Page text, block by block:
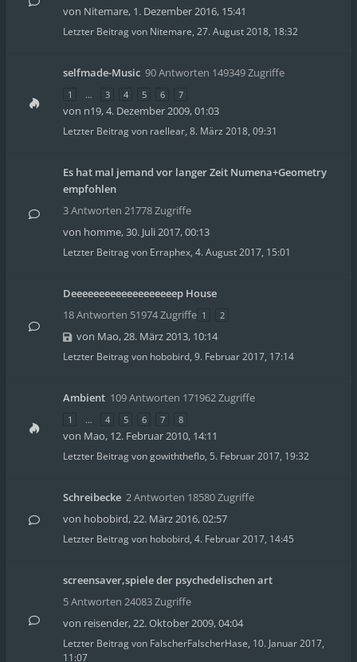
von Nitemare, 1. Dezember 2016, 15:41
Letzter Beitrag von Nitemare, 27. August 2018, 18:32
selfmade-Music 90 Antworten 149349 Zugriffe
1 … 3 4 5 6 7
von n19,4. Dezember 2009, 01:03
Letzter Beitrag von raellear, 8. März 2018, 09:31
Es hat mal jemand vor langer Zeit Numena+Geometry
empfohlen
3 Antworten 21778 Zugriffe
von homme,30. Juli 2017, 00:13
Letzter Beitrag von Erraphex, 4. August 2017, 15:01
Deeeeeeeeeeeeeeeeeeep House
18 Antworten 51974 Zugriffe 1 2
von Mao,28. März 2013, 10:14
Letzter Beitrag von hobobird, 9. Februar 2017, 17:14
Ambient 109 Antworten 171962 Zugriffe
1 … 4 5 6 7 8
von Mao, 12. Februar 2010, 14:11
Letzter Beitrag vongowiththeflo, 5. Februar 2017, 19:32
Schreibecke 2 Antworten 18580 Zugriffe
von hobobird,22. März 2016, 02:57
Letzter Beitrag von hobobird, 4. Februar 2017, 14:45
screensaver,spiele der psychedelischen art
5 Antworten 24083 Zugriffe
von reisender,22. Oktober 2009, 04:04
Letzter Beitrag von FalscherFalscherHase, 10. Januar 2017,
11:07